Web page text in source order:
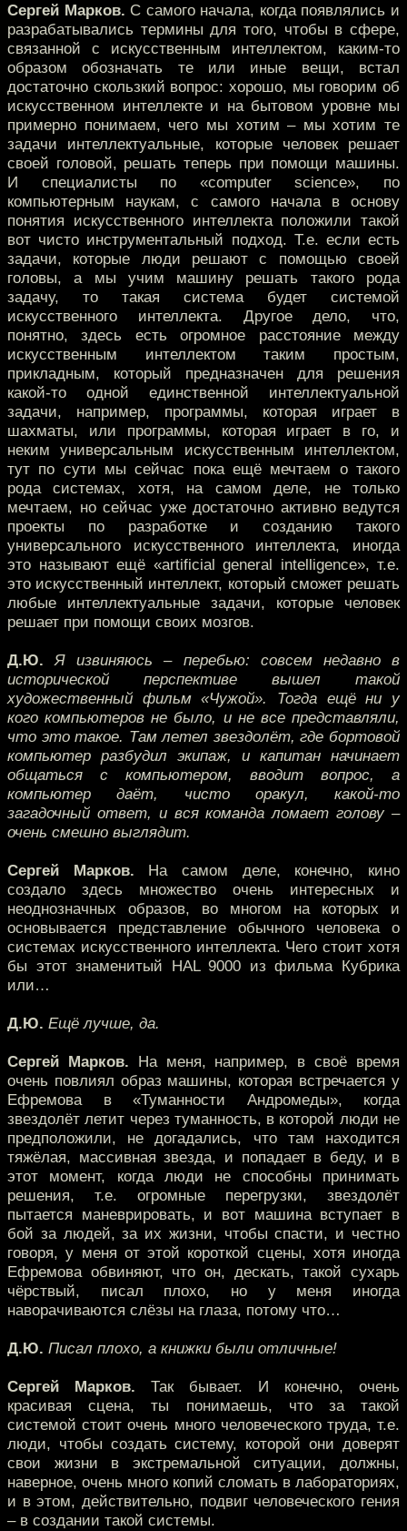
Сергей Марков. С самого начала, когда появлялись и
разрабатывались термины для того, чтобы в сфере,
связанной с искусственным интеллектом, каким-то
образом обозначать те или иные вещи, встал
достаточно скользкий вопрос: хорошо, мы говорим об
искусственном интеллекте и на бытовом уровне мы
примерно понимаем, чего мы хотим – мы хотим те
задачи интеллектуальные, которые человек решает
своей головой, решать теперь при помощи машины.
И специалисты по «computer science», по
компьютерным наукам, с самого начала в основу
понятия искусственного интеллекта положили такой
вот чисто инструментальный подход. Т.е. если есть
задачи, которые люди решают с помощью своей
головы, а мы учим машину решать такого рода
задачу, то такая система будет системой
искусственного интеллекта. Другое дело, что,
понятно, здесь есть огромное расстояние между
искусственным интеллектом таким простым,
прикладным, который предназначен для решения
какой-то одной единственной интеллектуальной
задачи, например, программы, которая играет в
шахматы, или программы, которая играет в го, и
неким универсальным искусственным интеллектом,
тут по сути мы сейчас пока ещё мечтаем о такого
рода системах, хотя, на самом деле, не только
мечтаем, но сейчас уже достаточно активно ведутся
проекты по разработке и созданию такого
универсального искусственного интеллекта, иногда
это называют ещё «artificial general intelligence», т.е.
это искусственный интеллект, который сможет решать
любые интеллектуальные задачи, которые человек
решает при помощи своих мозгов.
Д.Ю. Я извиняюсь – перебью: совсем недавно в
исторической перспективе вышел такой
художественный фильм «Чужой». Тогда ещё ни у
кого компьютеров не было, и не все представляли,
что это такое. Там летел звездолёт, где бортовой
компьютер разбудил экипаж, и капитан начинает
общаться с компьютером, вводит вопрос, а
компьютер даёт, чисто оракул, какой-то
загадочный ответ, и вся команда ломает голову –
очень смешно выглядит.
Сергей Марков. На самом деле, конечно, кино
создало здесь множество очень интересных и
неоднозначных образов, во многом на которых и
основывается представление обычного человека о
системах искусственного интеллекта. Чего стоит хотя
бы этот знаменитый HAL 9000 из фильма Кубрика
или…
Д.Ю. Ещё лучше, да.
Сергей Марков. На меня, например, в своё время
очень повлиял образ машины, которая встречается у
Ефремова в «Туманности Андромеды», когда
звездолёт летит через туманность, в которой люди не
предположили, не догадались, что там находится
тяжёлая, массивная звезда, и попадает в беду, и в
этот момент, когда люди не способны принимать
решения, т.е. огромные перегрузки, звездолёт
пытается маневрировать, и вот машина вступает в
бой за людей, за их жизни, чтобы спасти, и честно
говоря, у меня от этой короткой сцены, хотя иногда
Ефремова обвиняют, что он, дескать, такой сухарь
чёрствый, писал плохо, но у меня иногда
наворачиваются слёзы на глаза, потому что…
Д.Ю. Писал плохо, а книжки были отличные!
Сергей Марков. Так бывает. И конечно, очень
красивая сцена, ты понимаешь, что за такой
системой стоит очень много человеческого труда, т.е.
люди, чтобы создать систему, которой они доверят
свои жизни в экстремальной ситуации, должны,
наверное, очень много копий сломать в лабораториях,
и в этом, действительно, подвиг человеческого гения
– в создании такой системы.